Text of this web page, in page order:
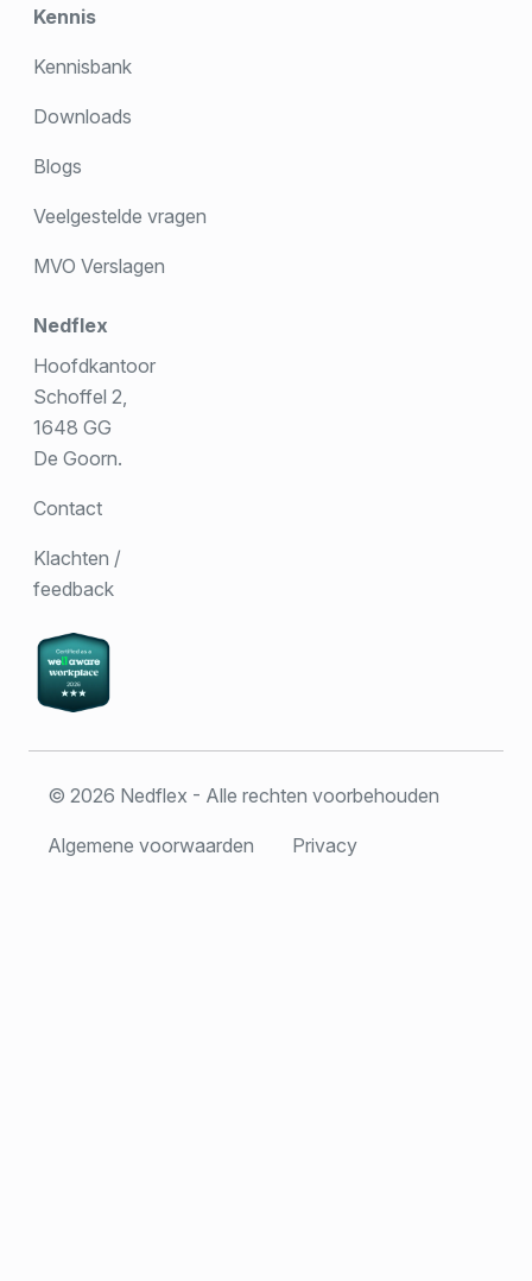
Kennis
Kennisbank
Downloads
Blogs
Veelgestelde vragen
MVO Verslagen
Nedflex
Hoofdkantoor
Schoffel 2,
1648 GG
De Goorn.
Contact
Klachten /
feedback
© 2026 Nedflex - Alle rechten voorbehouden
Algemene voorwaarden Privacy